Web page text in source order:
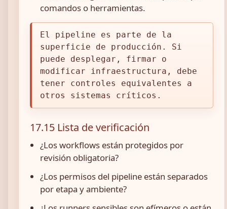
comandos o herramientas.
El pipeline es parte de la
superficie de producción. Si
puede desplegar, firmar o
modificar infraestructura, debe
tener controles equivalentes a
otros sistemas críticos.
17.15 Lista de verificación
¿Los workflows están protegidos por
revisión obligatoria?
¿Los permisos del pipeline están separados
por etapa y ambiente?